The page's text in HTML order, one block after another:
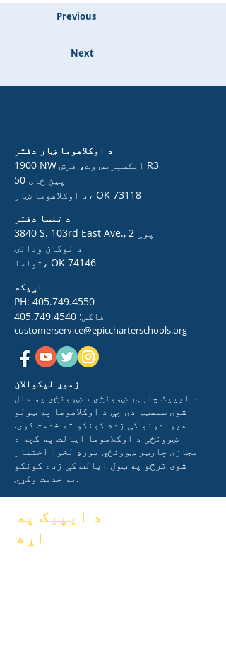
Previous
Next
د اوکلاهوما ښار دفتر
1900 NW ایکسپریس وے، فرش R3
50 پین ځای
د اوکلاهوما ښار، OK 73118
د تلسا دفتر
3840 S. 103rd East Ave., 2 پوړ
د لوگان ودانۍ
تولسا، OK 74146
اړیکه
PH: 405.749.4550
فاکس: 405.749.4540
customerservice@epiccharterschools.org
زموږ لیکوالان
د ایپیک چارټر ښوونځي د ښوونځي یو منل
شوی سیسټم دی چې د اوکلاهوما په ټولو
هیوادونو کې زده کونکو ته خدمت کوي.
ښوونځی د اوکلاهوما ایالت په کچه د
مجازی چارټر ښوونځي بورډ لخوا اختیار
شوی ترڅو په ټول ایالت کې زده کونکو
ته خدمت وکړي.
د ایپیک په
اړه